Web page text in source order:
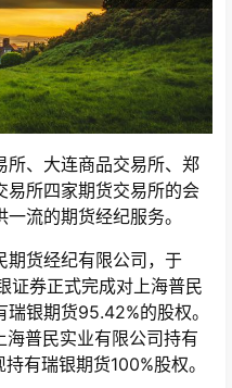
、大连商品交易所、郑
易所四家期货交易所的会
流的期货经纪服务。
货经纪有限公司，于
证券正式完成对上海普民
银期货95.42%的股权。
普民实业有限公司持有
有瑞银期货100%股权。